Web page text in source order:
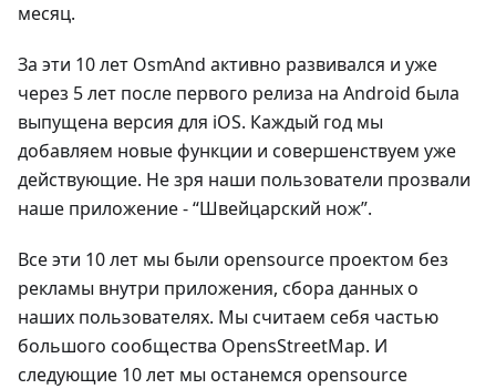
месяц.
За эти 10 лет OsmAnd активно развивался и уже
через 5 лет после первого релиза на Android была
выпущена версия для iOS. Каждый год мы
добавляем новые функции и совершенствуем уже
действующие. Не зря наши пользователи прозвали
наше приложение - “Швейцарский нож”.
Все эти 10 лет мы были opensource проектом без
рекламы внутри приложения, сбора данных о
наших пользователях. Мы считаем себя частью
большого сообщества OpensStreetMap. И
следующие 10 лет мы останемся opensource